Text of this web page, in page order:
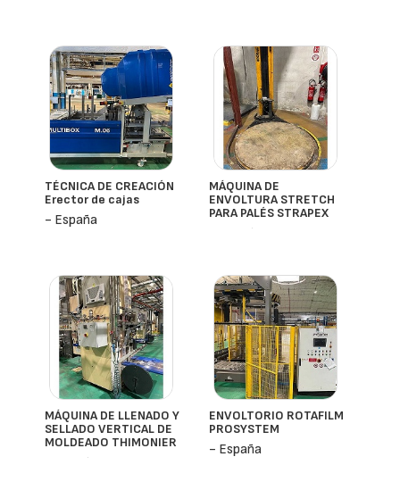
TÉCNICA DE CREACIÓN
Erector de cajas
- España
MÁQUINA DE
ENVOLTURA STRETCH
PARA PALÉS STRAPEX
- España
MÁQUINA DE LLENADO Y
SELLADO VERTICAL DE
MOLDEADO THIMONIER
- España
ENVOLTORIO ROTAFILM
PROSYSTEM
- España